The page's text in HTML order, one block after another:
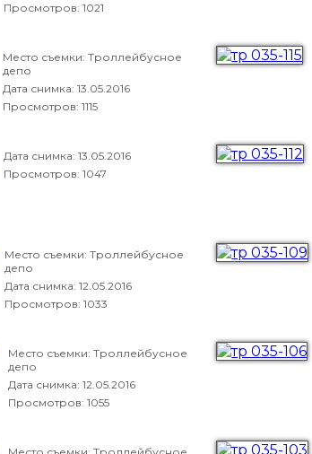
Просмотров: 1021
Место съемки: Троллейбусное
депо
Дата снимка: 13.05.2016
Просмотров: 1115
Дата снимка: 13.05.2016
Просмотров: 1047
Место съемки: Троллейбусное
депо
Дата снимка: 12.05.2016
Просмотров: 1033
Место съемки: Троллейбусное
депо
Дата снимка: 12.05.2016
Просмотров: 1055